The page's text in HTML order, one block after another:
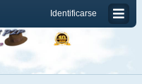
Identificarse